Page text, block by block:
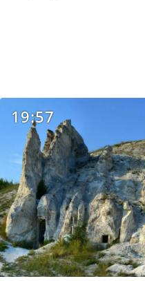
19:57